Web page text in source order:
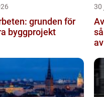
grunden för
byggprojekt
30